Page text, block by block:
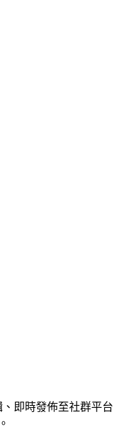
即時發佈至社群平台